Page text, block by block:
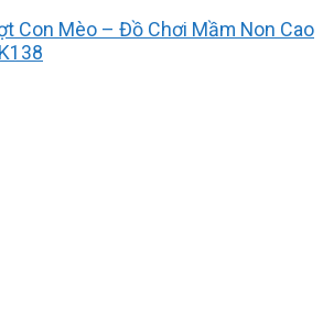
Con Mèo – Đồ Chơi Mầm Non Cao